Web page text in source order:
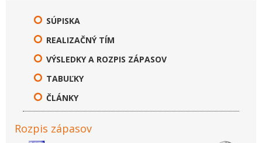
SÚPISKA
REALIZAČNÝ TÍM
VÝSLEDKY A ROZPIS ZÁPASOV
TABUĽKY
ČLÁNKY
Rozpis zápasov